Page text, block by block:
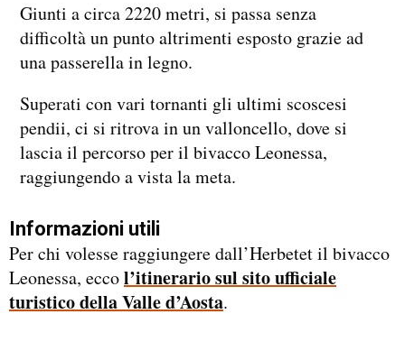
Giunti a circa 2220 metri, si passa senza
difficoltà un punto altrimenti esposto grazie ad
una passerella in legno.
Superati con vari tornanti gli ultimi scoscesi
pendii, ci si ritrova in un valloncello, dove si
lascia il percorso per il bivacco Leonessa,
raggiungendo a vista la meta.
Informazioni utili
Per chi volesse raggiungere dall’Herbetet il bivacco
Leonessa, eccol’itinerario sul sito ufficiale
turistico della Valle d’Aosta.